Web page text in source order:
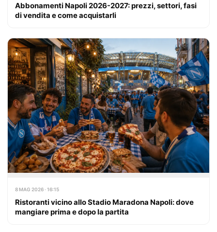
Abbonamenti Napoli 2026-2027: prezzi, settori, fasi
di vendita e come acquistarli
8 MAG 2026 · 16:15
Ristoranti vicino allo Stadio Maradona Napoli: dove
mangiare prima e dopo la partita